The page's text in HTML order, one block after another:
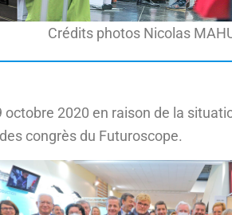
Crédits photos Nicolas
2020 en raison de la
congrès du Futuroscope.